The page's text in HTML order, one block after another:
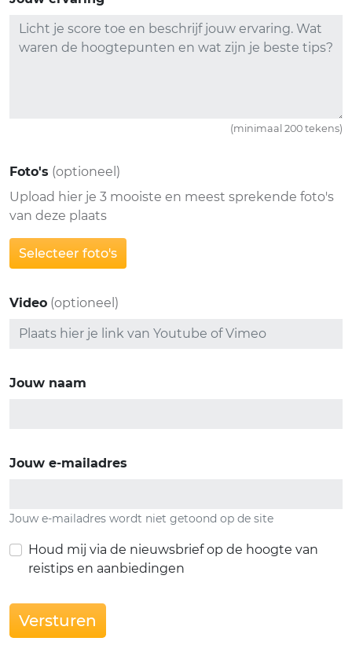
(minimaal 200 tekens)
Foto's (optioneel)
Upload hier je 3 mooiste en meest sprekende foto's
van deze plaats
Selecteer foto's
Video (optioneel)
Jouw naam
Jouw e-mailadres
Jouw e-mailadres wordt niet getoond op de site
Houd mij via de nieuwsbrief op de hoogte van
reistips en aanbiedingen
Versturen